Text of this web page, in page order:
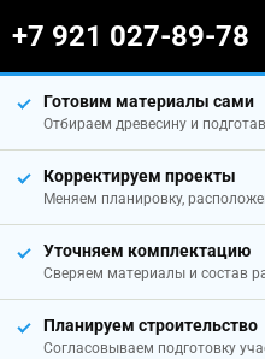
+7 921 027-89-78
Готовим материалы сами
Отбираем древесину и
Корректируем проекты
Меняем планировку,
Уточняем комплектацию
Сверяем материалы и состав
Планируем строительство
Согласовываем подготовку